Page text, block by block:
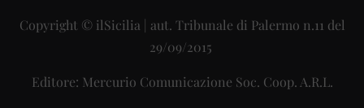
Copyright © ilSicilia | aut. Tribunale di Palermo n.11 del
29/09/2015
Editore: Mercurio Comunicazione Soc. Coop. A.R.L.